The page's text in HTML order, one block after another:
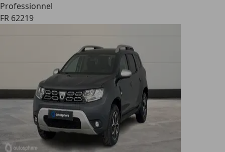
Professionnel
FR 62219